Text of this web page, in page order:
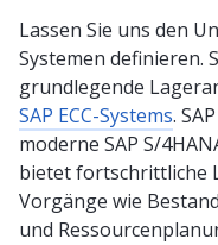
Lassen Sie uns den
Systemen definieren.
grundlegende
SAP ECC-Systems.
moderne SAP S/
bietet fortschrittliche
Vorgänge wie
und